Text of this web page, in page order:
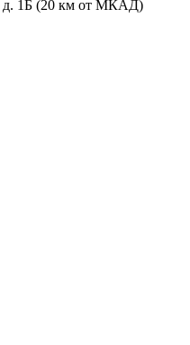
д. 1Б (20 км от МКАД)